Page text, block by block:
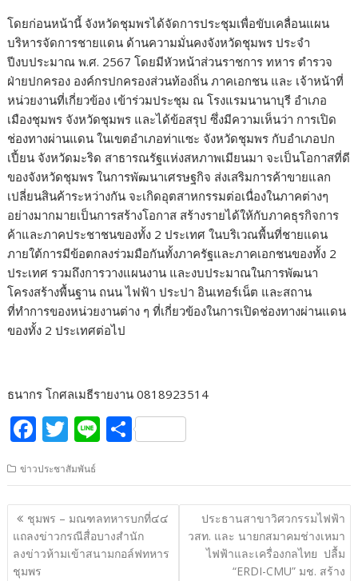
โดยก่อนหน้านี้ จังหวัดชุมพรได้จัดการประชุมเพื่อขับเคลื่อนแผน
บริหารจัดการชายแดน ด้านความมั่นคงจังหวัดชุมพร ประจำ
ปีงบประมาณ พ.ศ. 2567 โดยมีหัวหน้าส่วนราชการ ทหาร ตำรวจ
ฝ่ายปกครอง องค์กรปกครองส่วนท้องถิ่น ภาคเอกชน และ เจ้าหน้าที่
หน่วยงานที่เกี่ยวข้อง เข้าร่วมประชุม ณ โรงแรมนานาบุรี อำเภอ
เมืองชุมพร จังหวัดชุมพร และได้ข้อสรุป ซึ่งมีความเห็นว่า การเปิด
ช่องทางผ่านแดน ในเขตอำเภอท่าแซะ จังหวัดชุมพร กับอำเภอปก
เปี้ยน จังหวัดมะริด สาธารณรัฐแห่งสหภาพเมียนมา จะเป็นโอกาสที่ดี
ของจังหวัดชุมพร ในการพัฒนาเศรษฐกิจ ส่งเสริมการค้าขายแลก
เปลี่ยนสินค้าระหว่างกัน จะเกิดอุตสาหกรรมต่อเนื่องในภาคต่างๆ
อย่างมากมายเป็นการสร้างโอกาส สร้างรายได้ให้กับภาคธุรกิจการ
ค้าและภาคประชาชนของทั้ง 2 ประเทศ ในบริเวณพื้นที่ชายแดน
ภายใต้การมีข้อตกลงร่วมมือกันทั้งภาครัฐและภาคเอกชนของทั้ง 2
ประเทศ รวมถึงการวางแผนงาน และงบประมาณในการพัฒนา
โครงสร้างพื้นฐาน ถนน ไฟฟ้า ประปา อินเทอร์เน็ต และสถาน
ที่ทำการของหน่วยงานต่าง ๆ ที่เกี่ยวข้องในการเปิดช่องทางผ่านแดน
ของทั้ง 2 ประเทศต่อไป
ธนากร โกศลเมธีรายงาน 0818923514
F
e
b
o
o
T
itt
er
Li
e
S
ar
e
ข่าวประชาสัมพันธ์
แนะแนว
เรื่อง
ชุมพร – มณฑลทหารบกที่๔๔
แถลงข่าวกรณีสื่อบางสำนัก
ลงข่าวห้ามเข้าสนามกอล์ฟทหาร
ชุมพร
ประธานสาขาวิศวกรรมไฟฟ้า
วสท. และ นายกสมาคมช่างเหมา
ไฟฟ้าและเครื่องกลไทย ปลื้ม
“ERDI-CMU” มช. สร้าง